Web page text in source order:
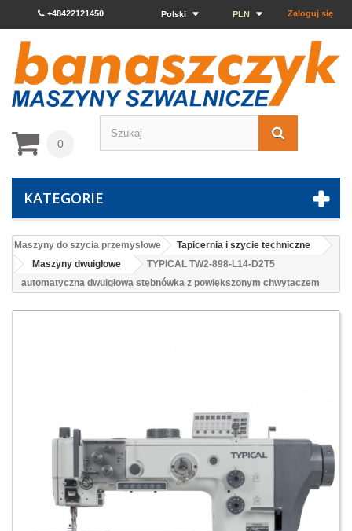
Zaloguj się
PLN
Polski
+48422121450
0
KATEGORIE
Maszyny do szycia przemysłowe
Tapicernia i szycie techniczne
Maszyny dwuigłowe
TYPICAL TW2-898-L14-D2T5
automatyczna dwuigłowa stębnówka z powiększonym chwytaczem